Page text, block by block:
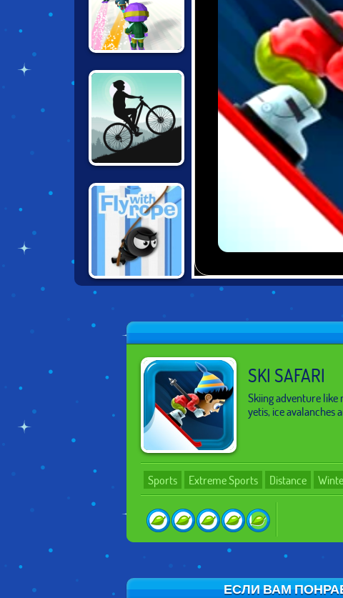
DOWNHILL CHILL
BICYCLE
XTREME
SKI SAFARI
Skiing adventure
yetis, ice avalanches
Sports Extreme Sports Distance
ЕСЛИ ВАМ